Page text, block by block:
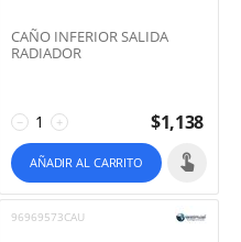
CAÑO INFERIOR SALIDA
RADIADOR
+
− $1,138
AÑADIR AL CARRITO
96969573CAU